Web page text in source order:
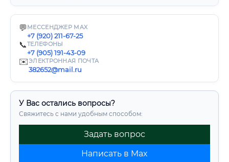
💬 МЕССЕНДЖЕР MAX
+7 (920) 211-67-25
📞ТЕЛЕФОНЫ
+7 (905) 191-43-09
✉️ЭЛЕКТРОННАЯ ПОЧТА
382652@mail.ru
У Вас остались вопросы?
Свяжитесь с нами удобным способом:
Задать вопрос
Написать в Max